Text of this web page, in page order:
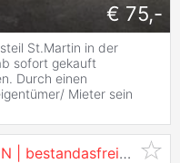
€ 75,-
St.Martin in der
sofort gekauft
Durch einen
Mieter sein
NÄHE SCHLOSS SCHÖNBRUNN | bestandasfreies Zinshaus mit 6 Wohneinheiten + genehmigter DG Ausbau auf 2 Ebenen | Top Lage Alt-Penzing | ZELLMANN IMMOB...